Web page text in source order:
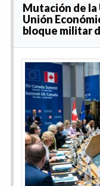
Mutación de
Unión
bloque militar